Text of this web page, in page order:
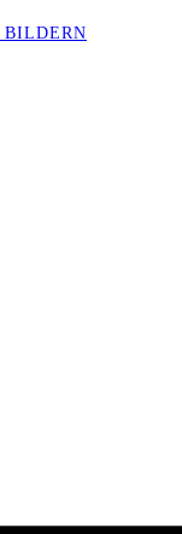
BILDERN